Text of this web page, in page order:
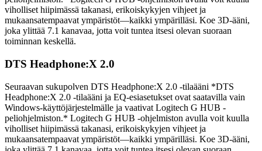
viholliset hiipimässä takanasi, erikoiskykyjen vihjeet ja
mukaansatempaavat ympäristöt—kaikki ympärilläsi. Koe 3D-ääni,
joka ylittää 7.1 kanavaa, jotta voit tuntea itsesi olevan suoraan
toiminnan keskellä.
DTS Headphone:X 2.0
Seuraavan sukupolven DTS Headphone:X 2.0 -tilaääni *DTS
Headphone:X 2.0 -tilaääni ja EQ-esiasetukset ovat saatavilla vain
Windows-käyttöjärjestelmälle ja vaativat Logitech G HUB -
peliohjelmiston.* Logitech G HUB -ohjelmiston avulla voit kuulla
viholliset hiipimässä takanasi, erikoiskykyjen vihjeet ja
mukaansatempaavat ympäristöt—kaikki ympärilläsi. Koe 3D-ääni,